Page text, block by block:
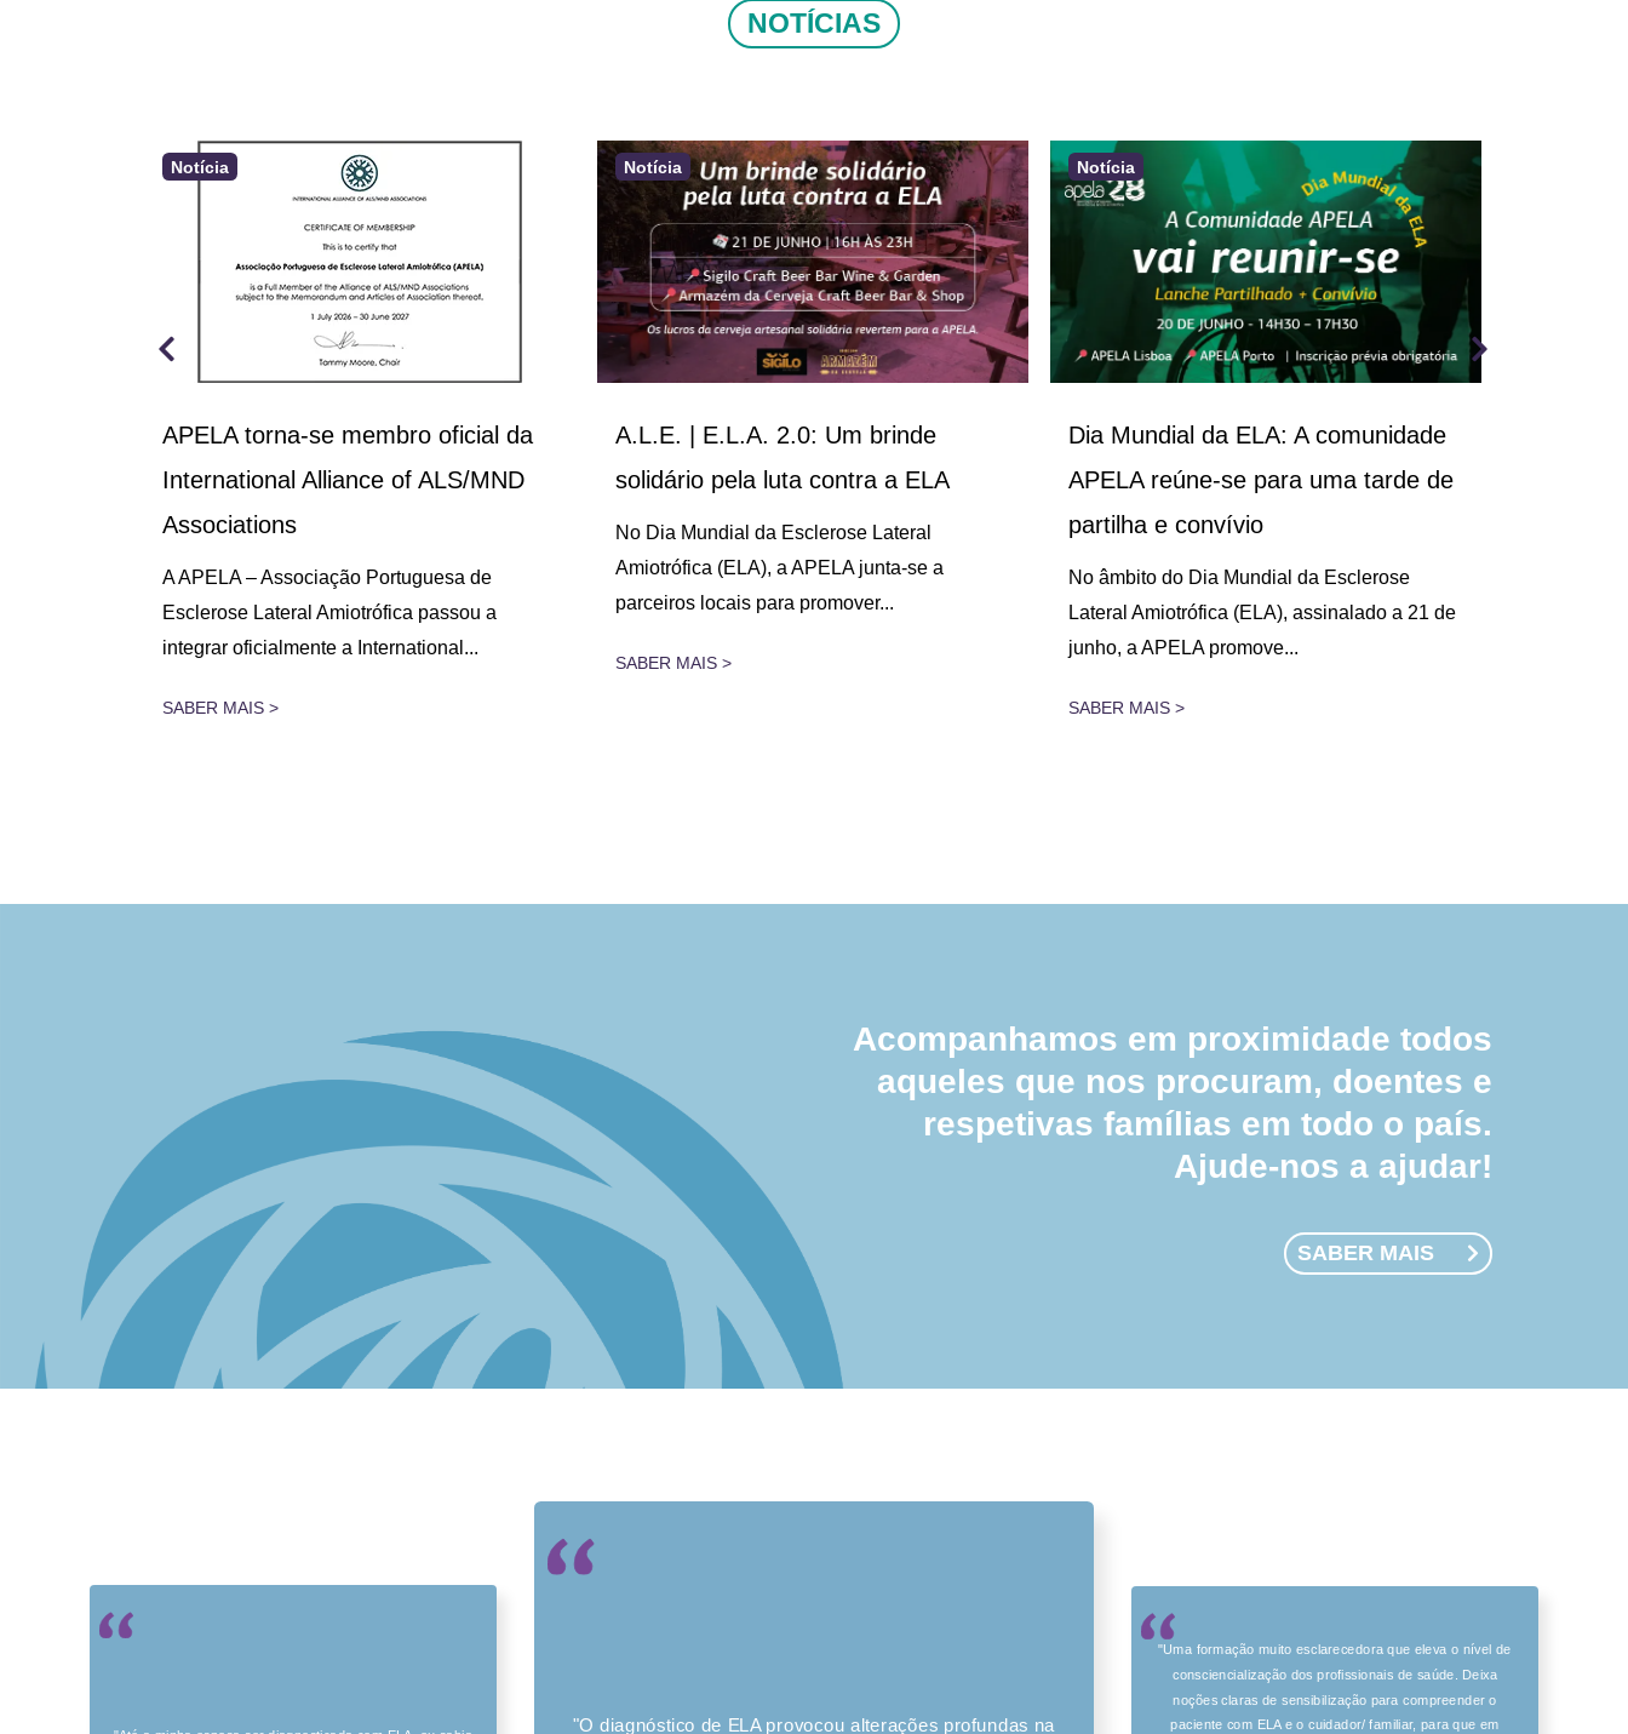
NOTÍCIAS
Notícia
APELA torna-se membro oficial da
International Alliance of ALS/MND
Associations
A APELA – Associação Portuguesa de
Esclerose Lateral Amiotrófica passou a
integrar oficialmente a International...
SABER MAIS >
Notícia
A.L.E. | E.L.A. 2.0: Um brinde
solidário pela luta contra a ELA
No Dia Mundial da Esclerose Lateral
Amiotrófica (ELA), a APELA junta-se a
parceiros locais para promover...
SABER MAIS >
Notícia
Dia Mundial da ELA: A comunidade
APELA reúne-se para uma tarde de
partilha e convívio
No âmbito do Dia Mundial da Esclerose
Lateral Amiotrófica (ELA), assinalado a 21 de
junho, a APELA promove...
SABER MAIS >
Acompanhamos em proximidade todos
aqueles que nos procuram, doentes e
respetivas famílias em todo o país.
Ajude-nos a ajudar!
SABER MAIS
"O diagnóstico de ELA provocou alterações profundas na
"Uma formação muito esclarecedora que eleva o nível de
consciencialização dos profissionais de saúde. Deixa
noções claras de sensibilização para compreender o
paciente com ELA e o cuidador/ familiar, para que em